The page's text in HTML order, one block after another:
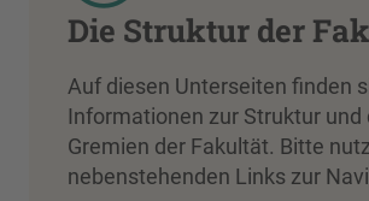
Die Struktur der
Auf diesen Unterseiten finden
Informationen zur Struktur und
Gremien der Fakultät. Bitte
nebenstehenden Links zur